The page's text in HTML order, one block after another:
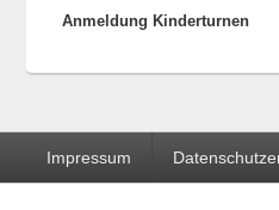
Beitrag:
Anmeldung Kinderturnen
Impressum